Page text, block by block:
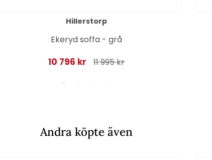
Hillerstorp
Ekeryd soffa - grå
10 796 kr 11 995 kr
Andra köpte även